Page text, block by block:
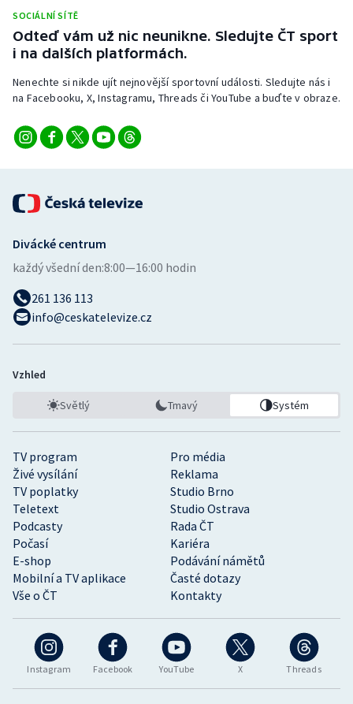
Stolní tenis
Triatlon
Veslování
Vodní slalom
Ostatní
SOCIÁLNÍ SÍTĚ
Odteď vám už nic neunikne. Sledujte ČT sport
i na dalších platformách.
Nenechte si nikde ujít nejnovější sportovní události. Sledujte nás i
na Facebooku, X, Instagramu, Threads či YouTube a buďte v obraze.
Instagram Facebook YouTube X Threads
TV program
Pro média
Živé vysílání
Reklama
TV poplatky
Studio Brno
Teletext
Studio Ostrava
Podcasty
Rada ČT
Počasí
Kariéra
E-shop
Podávání námětů
Mobilní a TV aplikace
Časté dotazy
Vše o ČT
Kontakty
Divácké centrum
každý všední den:8:00—16:00 hodin
261 136 113
info@ceskatelevize.cz
Vzhled
Světlý Tmavý Systém